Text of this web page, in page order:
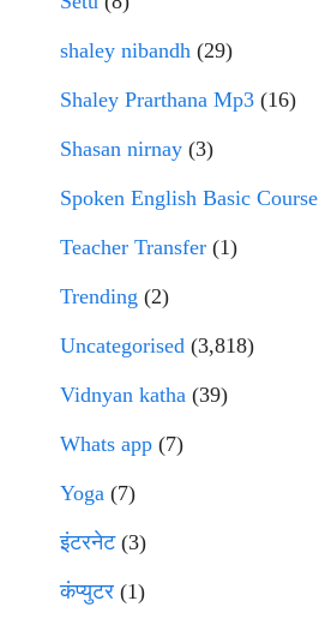
shaley nibandh (29)
Shaley Prarthana Mp3 (16)
Shasan nirnay (3)
Spoken English Basic Course
Teacher Transfer (1)
Trending (2)
Uncategorised (3,818)
Vidnyan katha (39)
Whats app (7)
Yoga (7)
इंटरनेट(3)
कंप्युटर (1)